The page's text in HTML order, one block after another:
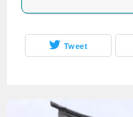
Tweet